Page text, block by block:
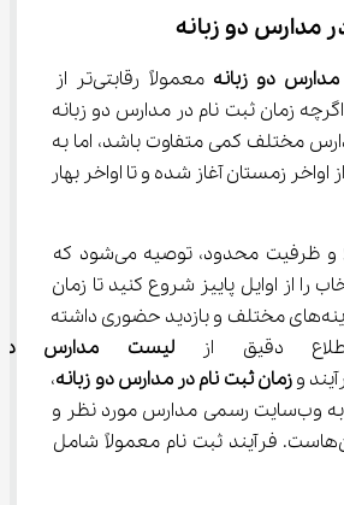
مدارس دو زبانه
دو زبانه
معمولاً رقابتی‌تر از
زمان ثبت نام در مدارس دو زبانه
مختلف کمی متفاوت باشد، اما به
اواخر زمستان آغاز شده و تا اواخر بهار
به دلیل تقاضای بالا و ظرفیت محدود، توصیه می‌شود که
را از اوایل پاییز شروع کنید تا زمان
کافی برای بررسی گزینه‌های مختلف و بازدید حضوری داشته
دقیق از لیست مدارس
و زمان ثبت نام در مدارس دو زبانه،
بهترین راه مراجعه به وب‌سایت رسمی مدارس مورد نظر و
یا تماس تلفنی با آن‌هاست. فرآیند ثبت ‌نام معمولاً شامل